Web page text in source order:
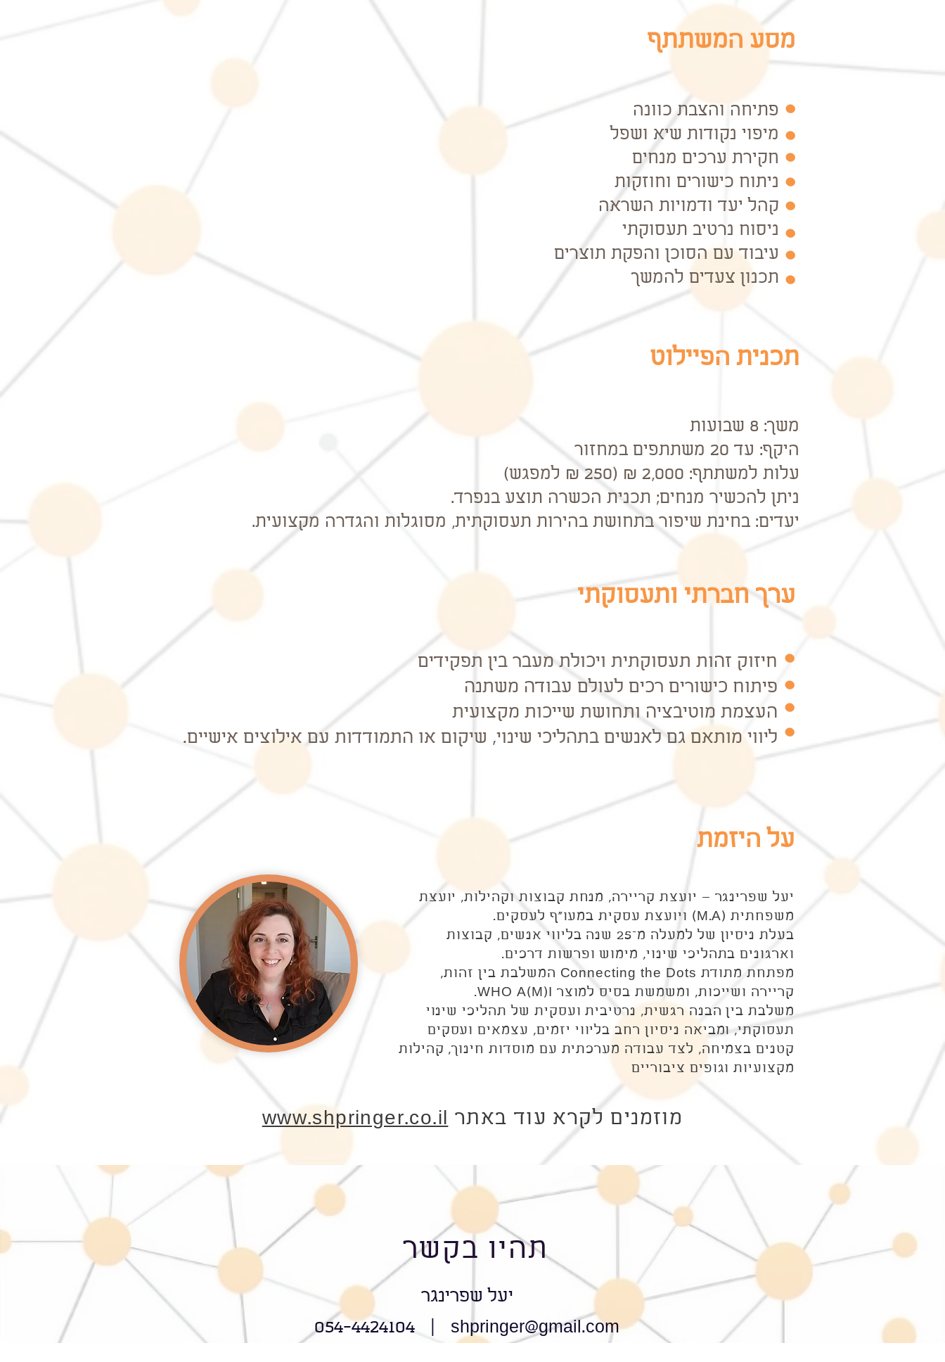
מסע המשתתף
פתיחה והצבת כוונה
מיפוי נקודות שיא ושפל
חקירת ערכים מנחים
ניתוח כישורים וחוזקות
קהל יעד ודמויות השראה
ניסוח נרטיב תעסוקתי
עיבוד עם הסוכן והפקת תוצרים
תכנון צעדים להמשך
תכנית הפיילוט
משך: 8 שבועות
היקף: עד 20 משתתפים במחזור
עלות למשתתף: 2,000 ₪ (250 ₪ למפגש)
ניתן להכשיר מנחים; תכנית הכשרה תוצע בנפרד.
יעדים: בחינת שיפור בתחושת בהירות תעסוקתית, מסוגלות והגדרה מקצועית.
ערך חברתי ותעסוקתי
חיזוק זהות תעסוקתית ויכולת מעבר בין תפקידים
פיתוח כישורים רכים לעולם עבודה משתנה
העצמת מוטיבציה ותחושת שייכות מקצועית
ליווי מותאם גם לאנשים בתהליכי שינוי, שיקום או התמודדות עם אילוצים אישיים.
על היזמת
יעל שפרינגר – יועצת קריירה, מנחת קבוצות וקהילות, יועצת
משפחתית (M.A) ויועצת עסקית במעו"ף לעסקים.
בעלת ניסיון של למעלה מ־25 שנה בליווי אנשים, קבוצות
וארגונים בתהליכי שינוי, מימוש ופרשות דרכים.
מפתחת מתודת Connecting the Dots המשלבת בין זהות,
קריירה ושייכות, ומשמשת בסיס למוצר WHO A(M)I.
משלבת בין הבנה רגשית, נרטיבית ועסקית של תהליכי שינוי
תעסוקתי, ומביאה ניסיון רחב בליווי יזמים, עצמאים ועסקים
קטנים בצמיחה, לצד עבודה מערכתית עם מוסדות חינוך, קהילות
מקצועיות וגופים ציבוריים
מוזמנים לקרא עוד באתר www.shpringer.co.il
תהיו בקשר
יעל שפרינגר
054-4424104 | shpringer@gmail.com